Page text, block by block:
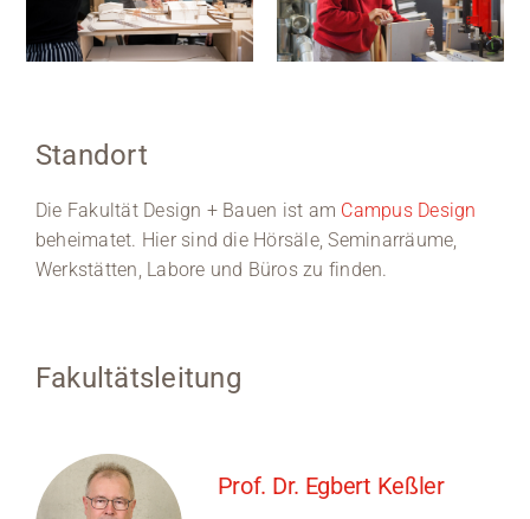
Standort
Die Fakultät Design + Bauen ist am Campus Design
beheimatet. Hier sind die Hörsäle, Seminarräume,
Werkstätten, Labore und Büros zu finden.
Fakultätsleitung
Prof. Dr. Egbert Keßler